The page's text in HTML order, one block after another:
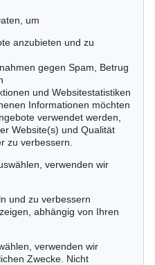
um
anzubieten und zu
gegen Spam, Betrug
und Websitestatistiken
Informationen möchten
verwendet werden,
Website(s) und Qualität
zu verbessern.
verwenden wir
und zu verbessern
abhängig von Ihren
verwenden wir
Zwecke. Nicht